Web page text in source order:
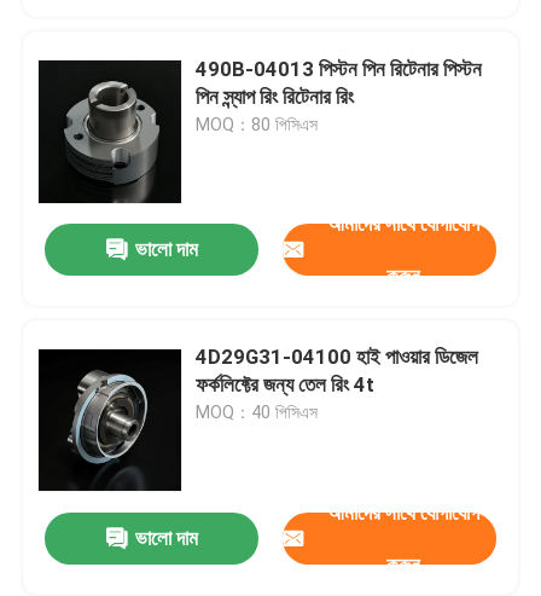
490B-04013 পিস্টন পিন রিটেনার পিস্টন
পিন স্ন্যাপ রিং রিটেনার রিং
MOQ：80 পিসিএস
ভালো দাম
আমাদের সাথে যোগাযোগ
করুন
4D29G31-04100 হাই পাওয়ার ডিজেল
ফর্কলিফ্টের জন্য তেল রিং 4t
MOQ：40 পিসিএস
ভালো দাম
আমাদের সাথে যোগাযোগ
করুন